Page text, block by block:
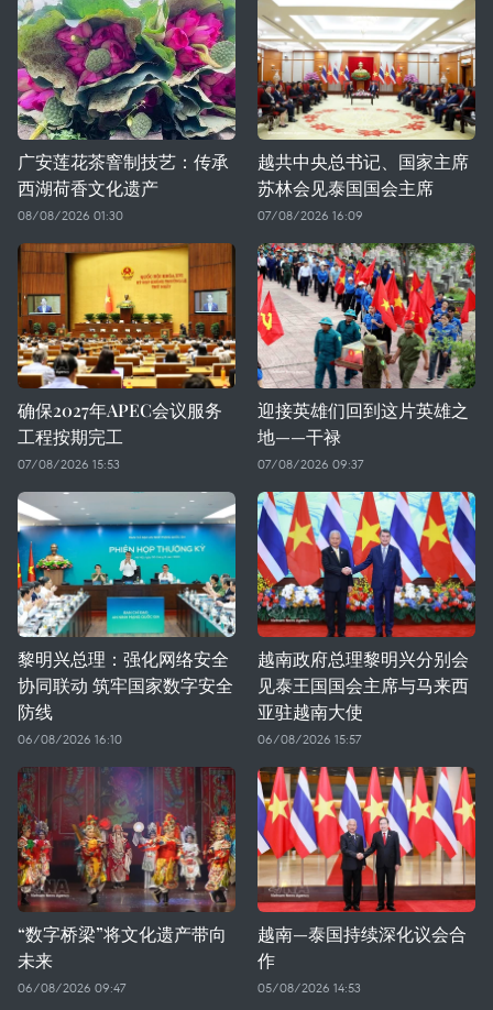
广安莲花茶窨制技艺：传承
西湖荷香文化遗产
08/08/2026 01:30
越共中央总书记、国家主席
苏林会见泰国国会主席
07/08/2026 16:09
确保2027年APEC会议服务
工程按期完工
07/08/2026 15:53
迎接英雄们回到这片英雄之
地——干禄
07/08/2026 09:37
黎明兴总理：强化网络安全
协同联动 筑牢国家数字安全
防线
06/08/2026 16:10
越南政府总理黎明兴分别会
见泰王国国会主席与马来西
亚驻越南大使
06/08/2026 15:57
“数字桥梁”将文化遗产带向
未来
06/08/2026 09:47
越南—泰国持续深化议会合
作
05/08/2026 14:53